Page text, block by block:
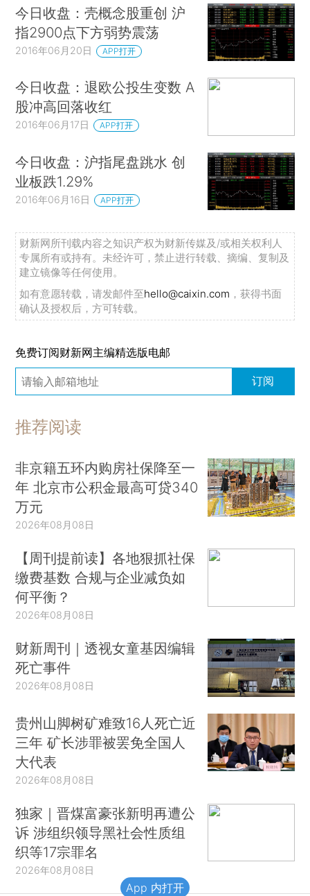
今日收盘：壳概念股重创 沪
指2900点下方弱势震荡
2016年06月20日 APP打开
今日收盘：退欧公投生变数 A
股冲高回落收红
2016年06月17日 APP打开
今日收盘：沪指尾盘跳水 创
业板跌1.29%
2016年06月16日 APP打开
财新网所刊载内容之知识产权为财新传媒及/或相关权利人
专属所有或持有。未经许可，禁止进行转载、摘编、复制及
建立镜像等任何使用。
如有意愿转载，请发邮件至hello@caixin.com ，获得书面
确认及授权后，方可转载。
免费订阅财新网主编精选版电邮
订阅
推荐阅读
非京籍五环内购房社保降至一
年 北京市公积金最高可贷340
万元
2026年08月08日
【周刊提前读】各地狠抓社保
缴费基数 合规与企业减负如
何平衡？
2026年08月08日
财新周刊｜透视女童基因编辑
死亡事件
2026年08月08日
贵州山脚树矿难致16人死亡近
三年 矿长涉罪被罢免全国人
大代表
2026年08月08日
独家｜晋煤富豪张新明再遭公
诉 涉组织领导黑社会性质组
织等17宗罪名
2026年08月08日
App 内打开